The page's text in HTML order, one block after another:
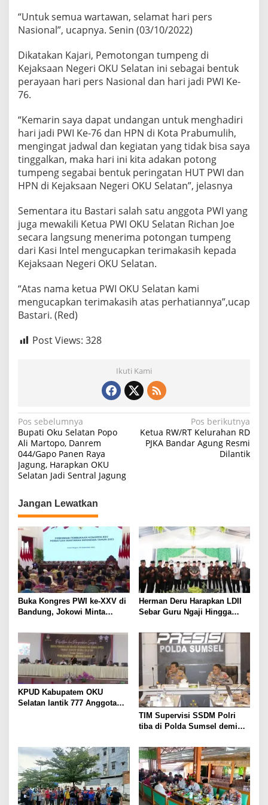
n
g
“Untuk semua wartawan, selamat hari pers
Nasional”, ucapnya. Senin (03/10/2022)
Dikatakan Kajari, Pemotongan tumpeng di
Kejaksaan Negeri OKU Selatan ini sebagai bentuk
perayaan hari pers Nasional dan hari jadi PWI Ke-
76.
“Kemarin saya dapat undangan untuk menghadiri
hari jadi PWI Ke-76 dan HPN di Kota Prabumulih,
mengingat jadwal dan kegiatan yang tidak bisa saya
tinggalkan, maka hari ini kita adakan potong
tumpeng segabai bentuk peringatan HUT PWI dan
HPN di Kejaksaan Negeri OKU Selatan”, jelasnya
Sementara itu Bastari salah satu anggota PWI yang
juga mewakili Ketua PWI OKU Selatan Richan Joe
secara langsung menerima potongan tumpeng
dari Kasi Intel mengucapkan terimakasih kepada
Kejaksaan Negeri OKU Selatan.
“Atas nama ketua PWI OKU Selatan kami
mengucapkan terimakasih atas perhatiannya”,ucap
Bastari. (Red)
Post Views: 328
Ikuti Kami
N
a
v
i
a
s
i
p
o
s
Pos sebelumnya
Bupati Oku Selatan Popo
Ali Martopo, Danrem
044/Gapo Panen Raya
Jagung, Harapkan OKU
Selatan Jadi Sentral Jagung
Pos berikutnya
Ketua RW/RT Kelurahan RD
PJKA Bandar Agung Resmi
Dilantik
Jangan Lewatkan
Buka Kongres PWI ke-XXV di
Bandung, Jokowi Minta
Herman Deru Harapkan LDII
Sebar Guru Ngaji Hingga
KPUD Kabupatem OKU
Selatan lantik 777 Anggota
TIM Supervisi SSDM Polri
tiba di Polda Sumsel demi
pelaksanaan promosi jabatan
terbuka di Polda Sumsel